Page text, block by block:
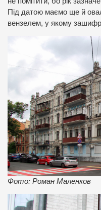
Під датою маємо ще й
вензелем, у якому
Фото: Роман Маленков